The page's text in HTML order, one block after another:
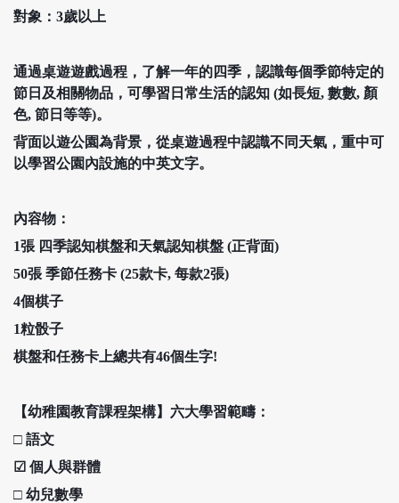
對象： 3歲以上
通過桌遊遊戲過程，了解一年的四季，認識每個季節特定的
節日及相關物品，可學習日常生活的認知 (如長短, 數數, 顏
色, 節日等等)。
背面以遊公園為背景，從桌遊過程中認識不同天氣，重中可
以學習公園內設施的中英文字。
內容物：
1張 四季認知棋盤和天氣認知棋盤 (正背面)
50張 季節任務卡 (25款卡, 每款2張)
4個棋子
1粒骰子
棋盤和任務卡上總共有46個生字!
【幼稚園教育課程架構】六大學習範疇：
□ 語文
☑ 個人與群體
□ 幼兒數學